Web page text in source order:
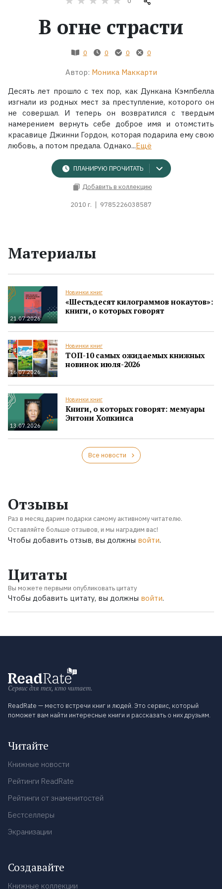
Жанры
Экранизации
Коллекции
В огне страсти
0 0 0 0
Автор: Моника Маккарти
Десять лет прошло с тех пор, как Дункана Кэмпбелла
изгнали из родных мест за преступление, которого он
не совершал. И теперь он возвратился с твердым
намерением вернуть себе доброе имя и отомстить
красавице Джинни Гордон, которая подарила ему свою
любовь, а потом предала. Однако...Ещё
ПЛАНИРУЮ ПРОЧИТАТЬ
Добавить в коллекцию
2010 г. 9785226038587
Материалы
21.07.2026
Новинки книг
«Шестьдесят килограммов нокаутов»:
книги, о которых говорят
16.07.2026
Новинки книг
ТОП-10 самых ожидаемых книжных
новинок июля-2026
13.07.2026
Новинки книг
Книги, о которых говорят: мемуары
Энтони Хопкинса
Все новости
Отзывы
Раз в месяц дарим подарки самому активному читателю.
Оставляйте больше отзывов, и мы наградим вас!
Чтобы добавить отзыв, вы должны войти.
Цитаты
Вы можете первыми опубликовать цитату
Чтобы добавить цитату, вы должны войти.
Сервис для тех, кто читает.
ReadRate — место встречи книг и людей. Это сервис, который
поможет вам найти интересные книги и рассказать о них друзьям.
Читайте
Книжные новости
Рейтинги ReadRate
Рейтинги от знаменитостей
Бестселлеры
Экранизации
Создавайте
Книжные коллекции